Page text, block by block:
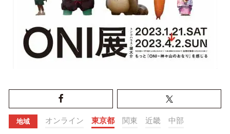
地域 オンライン 東京都 関東 近畿 中部